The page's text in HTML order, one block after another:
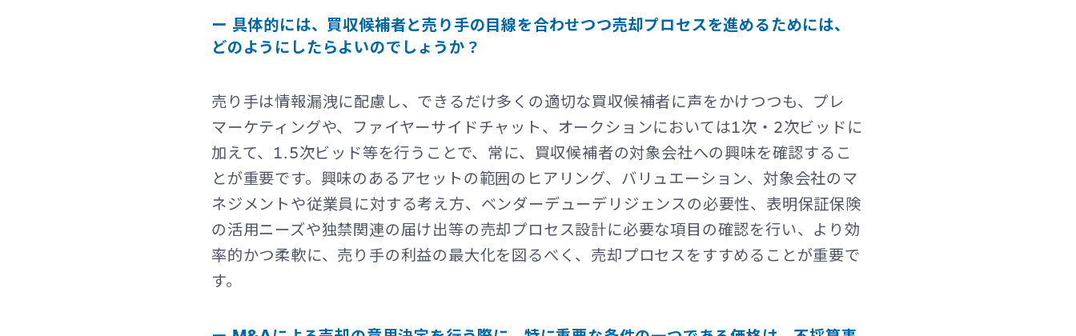
ー 具体的には、買収候補者と売り手の目線を合わせつつ売却プロセスを進めるためには、
どのようにしたらよいのでしょうか？
売り手は情報漏洩に配慮し、できるだけ多くの適切な買収候補者に声をかけつつも、プレ
マーケティングや、ファイヤーサイドチャット、オークションにおいては1次・2次ビッドに
加えて、1.5次ビッド等を行うことで、常に、買収候補者の対象会社への興味を確認するこ
とが重要です。興味のあるアセットの範囲のヒアリング、バリュエーション、対象会社のマ
ネジメントや従業員に対する考え方、ベンダーデューデリジェンスの必要性、表明保証保険
の活用ニーズや独禁関連の届け出等の売却プロセス設計に必要な項目の確認を行い、より効
率的かつ柔軟に、売り手の利益の最大化を図るべく、売却プロセスをすすめることが重要で
す。